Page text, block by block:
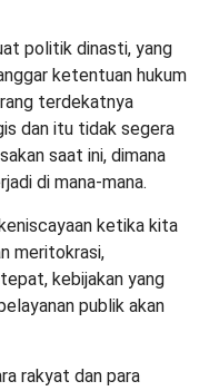
politik dinasti, yang
ketentuan hukum
terdekatnya
dan itu tidak segera
saat ini, dimana
di mana-mana.
ketika kita
meritokrasi,
kebijakan yang
publik akan
rakyat dan para